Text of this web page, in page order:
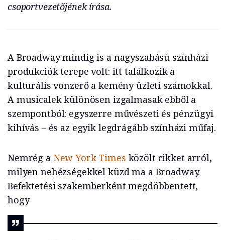
csoportvezetőjének írása.
A Broadway mindig is a nagyszabású színházi
produkciók terepe volt: itt találkozik a
kulturális vonzerő a kemény üzleti számokkal.
A musicalek különösen izgalmasak ebből a
szempontból: egyszerre művészeti és pénzügyi
kihívás – és az egyik legdrágább színházi műfaj.
Nemrég a New York Times közölt cikket arról,
milyen nehézségekkel küzd ma a Broadway.
Befektetési szakemberként megdöbbentett,
hogy